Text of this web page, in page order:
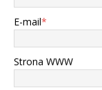
E-mail*
Strona WWW